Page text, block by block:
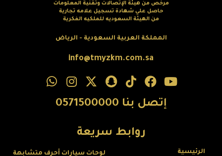
مرخص من هيئة الإتصالات وتقنية المعلومات
حاصل علي شهادة تسجيل علامه تجارية
من الهيئة السعوديه للملكيه الفكرية
المملكة العربية السعودية - الرياض
info@tmyzkm.com.sa
إتصل بنا 0571500000
روابط سريعة
الرئيسية لوحات سيارات أحرف متشابهة